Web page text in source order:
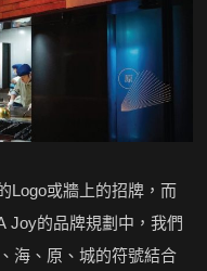
Logo或牆上的招牌，而
Joy的品牌規劃中，我們
海、原、城的符號結合